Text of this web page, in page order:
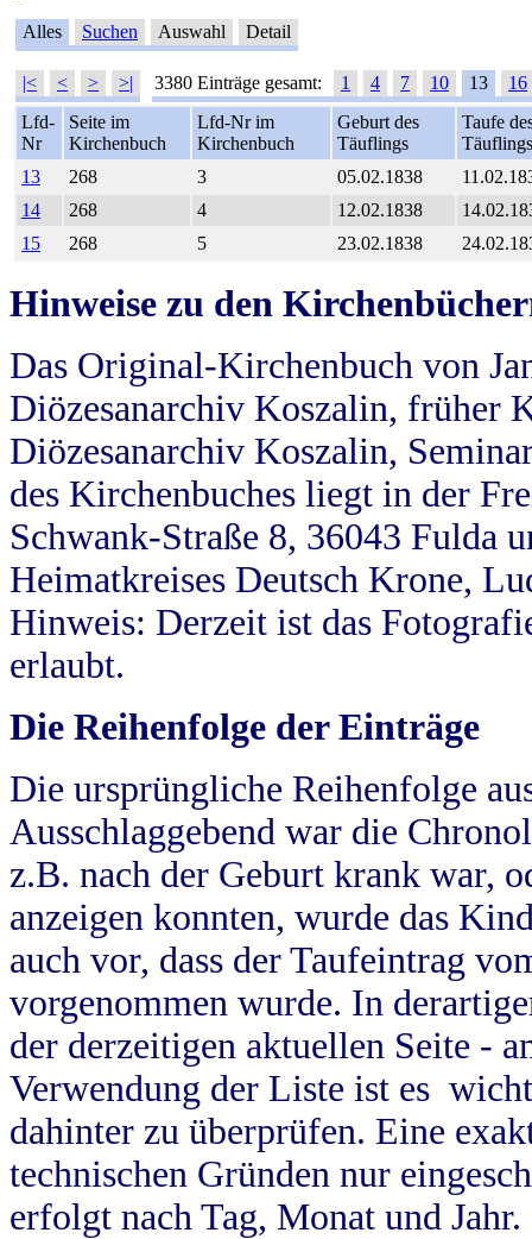
Alles Suchen Auswahl Detail
|< < > >| 3380 Einträge gesamt: 1 4 7 10 13
16
Lfd-
Nr
Seite im
Kirchenbuch
Lfd-Nr im
Kirchenbuch
Geburt des
Täuflings
Taufe
Täuflings
13
268 3 05.02.1838
14
268 4 12.02.1838
15
268 5 23.02.1838
Hinweise zu den
Das Original-Kirchenbuch von
Diözesanarchiv Koszalin, früher
Diözesanarchiv Koszalin,
des Kirchenbuches liegt in der
Schwank-Straße 8, 36043 Fulda
Heimatkreises Deutsch Krone,
Hinweis: Derzeit ist das
erlaubt.
Die Reihenfolge der Einträge
Die ursprüngliche Reihenfolge
Ausschlaggebend war die
z.B. nach der Geburt krank war,
anzeigen konnten, wurde das
auch vor, dass der Taufeintrag
vorgenommen wurde. In
der derzeitigen aktuellen Seite -
Verwendung der Liste ist es
dahinter zu überprüfen. Eine
technischen Gründen nur
erfolgt nach Tag, Monat und Jahr.